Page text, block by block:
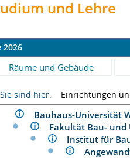
und Lehre
2026
Räume und Gebäude
sind hier: Einrichtungen
Bauhaus-
Fakultät Bau-
Institut für